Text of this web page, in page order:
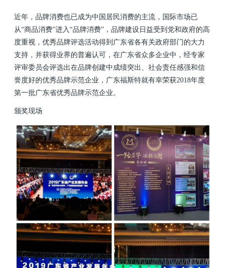
近年，品牌消费也已成为中国居民消费的主流，国际市场已
从“商品消费”进入“品牌消费”，品牌建设日益受到党和政府的高
度重视，优秀品牌评选活动得到广东省各有关政府部门的大力
支持，并获得业界的普遍认可，在广东省众多企业中，经专家
评审委员会评选出在品牌创建中成绩突出、社会责任感强和信
誉度好的优秀品牌示范企业，广东福斯特就有幸荣获2018年度
第一批广东省优秀品牌示范企业。
颁奖现场